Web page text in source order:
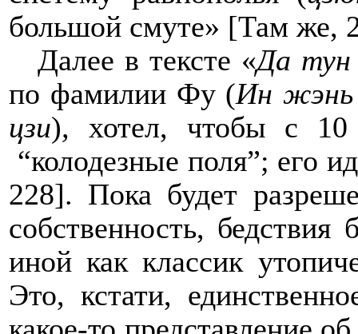
большой смуте» [Там же,
Далее в тексте «Да
по фамилии Фу (Ин
цзи), хотел, чтобы с
“колодезные поля”; его
228]. Пока будет
собственность,
иной как классик
Это, кстати,